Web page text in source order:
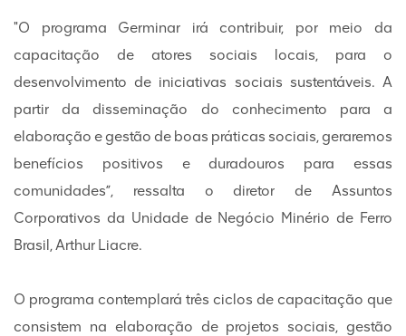
"O programa Germinar irá contribuir, por meio da
capacitação de atores sociais locais, para o
desenvolvimento de iniciativas sociais sustentáveis. A
partir da disseminação do conhecimento para a
elaboração e gestão de boas práticas sociais, geraremos
benefícios positivos e duradouros para essas
comunidades”, ressalta o diretor de Assuntos
Corporativos da Unidade de Negócio Minério de Ferro
Brasil, Arthur Liacre.
O programa contemplará três ciclos de capacitação que
consistem na elaboração de projetos sociais, gestão